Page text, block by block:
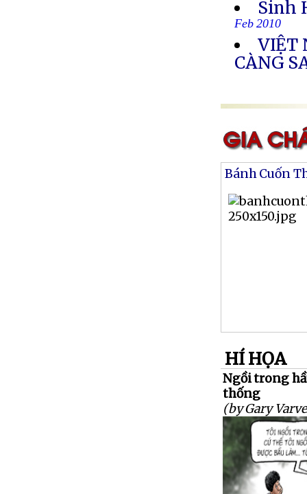
Sinh
Feb 2010
VIỆT
CÀNG
Bánh Cuốn
HÍ HỌA
Ngồi trong
thống
(by Gary